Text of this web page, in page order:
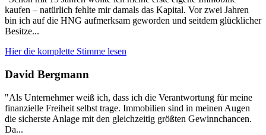
kaufen – natürlich fehlte mir damals das Kapital. Vor zwei Jahren
bin ich auf die HNG aufmerksam geworden und seitdem glücklicher
Besitze...
Hier die komplette Stimme lesen
David Bergmann
"Als Unternehmer weiß ich, dass ich die Verantwortung für meine
finanzielle Freiheit selbst trage. Immobilien sind in meinen Augen
die sicherste Anlage mit den gleichzeitig größten Gewinnchancen.
Da...